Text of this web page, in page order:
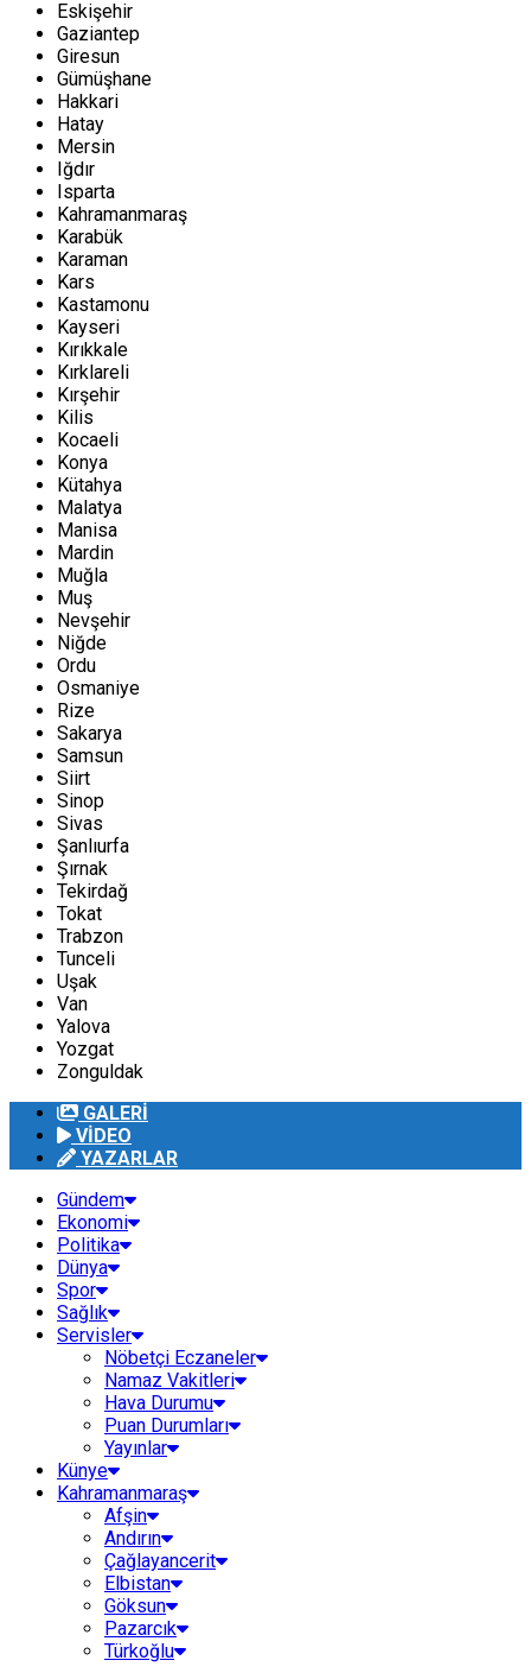
Eskişehir
Gaziantep
Giresun
Gümüşhane
Hakkari
Hatay
Mersin
Iğdır
Isparta
Kahramanmaraş
Karabük
Karaman
Kars
Kastamonu
Kayseri
Kırıkkale
Kırklareli
Kırşehir
Kilis
Kocaeli
Konya
Kütahya
Malatya
Manisa
Mardin
Muğla
Muş
Nevşehir
Niğde
Ordu
Osmaniye
Rize
Sakarya
Samsun
Siirt
Sinop
Sivas
Şanlıurfa
Şırnak
Tekirdağ
Tokat
Trabzon
Tunceli
Uşak
Van
Yalova
Yozgat
Zonguldak
GALERİ
VİDEO
YAZARLAR
Gündem
Ekonomi
Politika
Dünya
Spor
Sağlık
Servisler
Nöbetçi Eczaneler
Namaz Vakitleri
Hava Durumu
Puan Durumları
Yayınlar
Künye
Kahramanmaraş
Afşin
Andırın
Çağlayancerit
Elbistan
Göksun
Pazarcık
Türkoğlu